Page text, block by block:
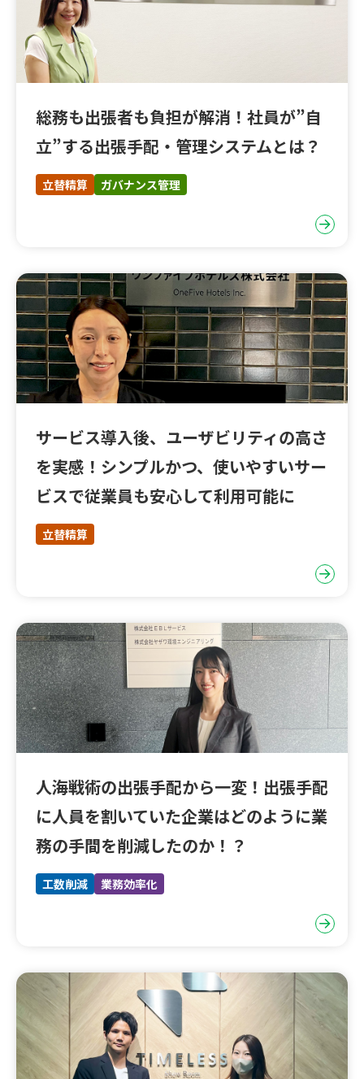
総務も出張者も負担が解消！社員が”自
立”する出張手配・管理システムとは？
立替精算 ガバナンス管理
サービス導入後、ユーザビリティの高さ
を実感！シンプルかつ、使いやすいサー
ビスで従業員も安心して利用可能に
立替精算
人海戦術の出張手配から一変！出張手配
に人員を割いていた企業はどのように業
務の手間を削減したのか！？
工数削減 業務効率化